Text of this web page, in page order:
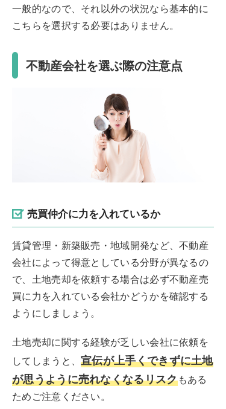
一般的なので、それ以外の状況なら基本的に
こちらを選択する必要はありません。
不動産会社を選ぶ際の注意点
売買仲介に力を入れているか
賃貸管理・新築販売・地域開発など、不動産
会社によって得意としている分野が異なるの
で、土地売却を依頼する場合は必ず不動産売
買に力を入れている会社かどうかを確認する
ようにしましょう。
土地売却に関する経験が乏しい会社に依頼を
してしまうと、宣伝が上手くできずに土地
が思うように売れなくなるリスクもある
ためご注意ください。